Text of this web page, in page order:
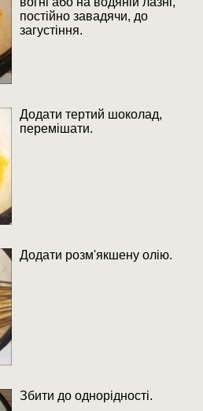
постійно завадячи, до
загустіння.
Додати тертий шоколад,
перемішати.
Додати розм'якшену олію.
Збити до однорідності.